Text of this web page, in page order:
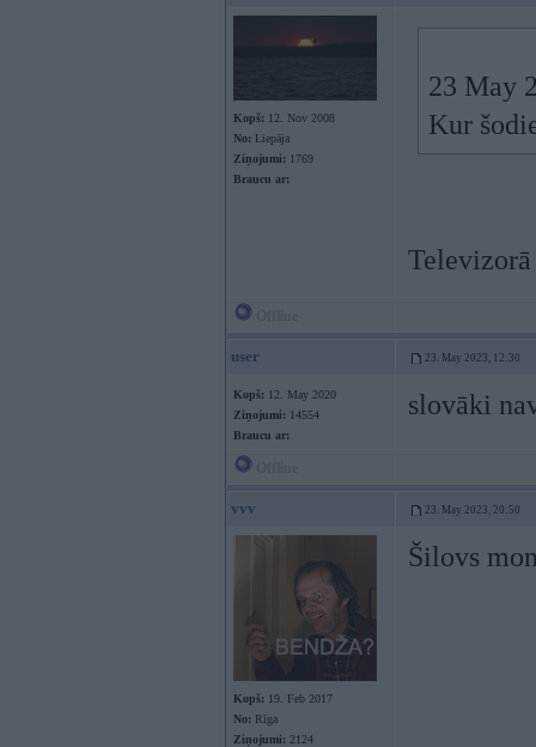
Kopš: 12. Nov 2008
No: Liepāja
Ziņojumi: 1769
Braucu ar:
23 May
Kur
user 23. May 2023, 12:30
Kopš: 12. May 2020
Ziņojumi: 14554
Braucu ar:
slovāki
vvv 23. May 2023, 20:50
Kopš: 19. Feb 2017
No: Rīga
Ziņojumi: 2124
Šilovs